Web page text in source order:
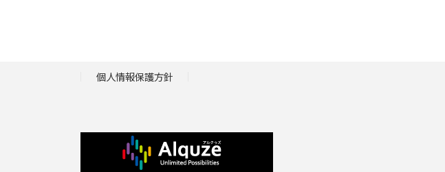
個人情報保護方針